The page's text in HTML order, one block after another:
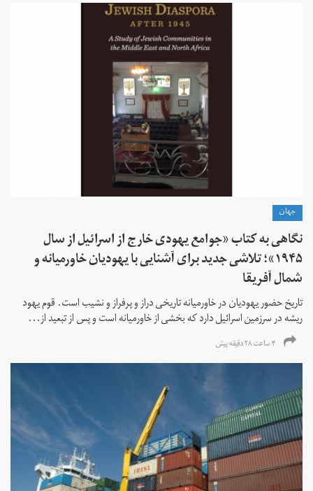
جهان
نگاهی به کتاب «جوامع یهودی خارج از اسرائیل از سال
۱۹۴۵»؛ تلاشی جدید برای آشنایی با یهودیان خاورمیانه و
شمال آفریقا
تاریخ حضور یهودیان در خاورمیانه تاریخی دراز و پرفراز و نشیب است. قوم یهود
ریشه در سرزمین اسرائیل دارد که بخشی از خاورمیانه است و پس از تبعید از...
۴ ساعت ۲۸ دقیقه پیش